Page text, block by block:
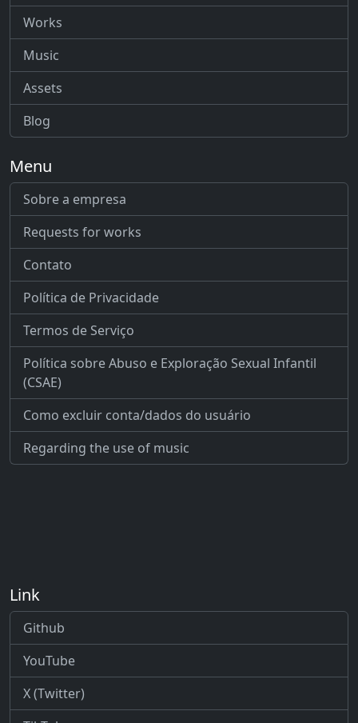
Works
Music
Assets
Blog
Menu
Sobre a empresa
Requests for works
Contato
Política de Privacidade
Termos de Serviço
Política sobre Abuso e Exploração Sexual Infantil
(CSAE)
Como excluir conta/dados do usuário
Regarding the use of music
Link
Github
YouTube
X (Twitter)